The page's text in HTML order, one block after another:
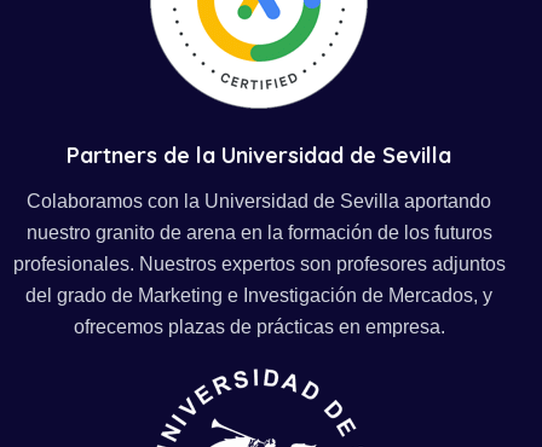
Partners de la Universidad de Sevilla
Colaboramos con la Universidad de Sevilla aportando
nuestro granito de arena en la formación de los futuros
profesionales. Nuestros expertos son profesores adjuntos
del grado de Marketing e Investigación de Mercados, y
ofrecemos plazas de prácticas en empresa.